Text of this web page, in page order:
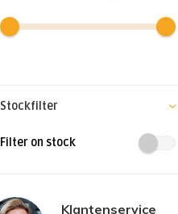
Stockfilter
Filter on stock
Klantenservice